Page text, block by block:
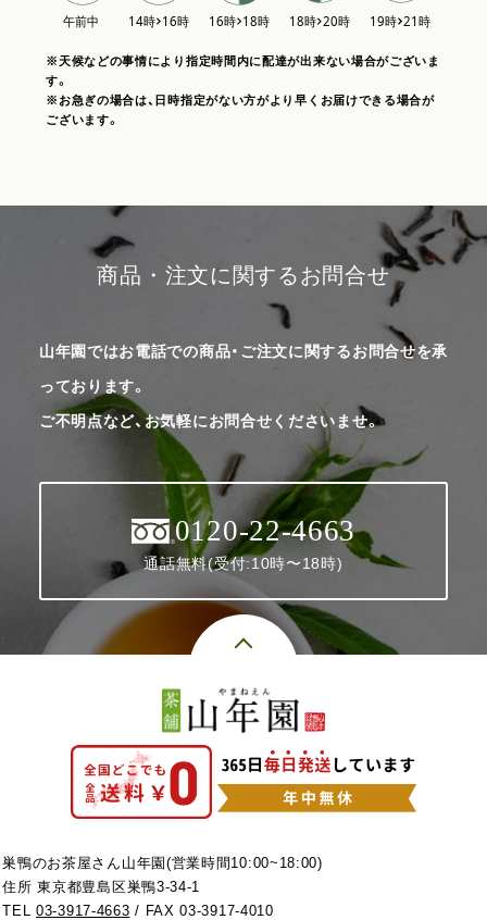
※天候などの事情により指定時間内に配達が出来ない場合がございま
す。
※お急ぎの場合は、日時指定がない方がより早くお届けできる場合が
ございます。
商品・注文に関するお問合せ
山年園ではお電話での商品・ご注文に関するお問合せを承
っております。
ご不明点など、お気軽にお問合せくださいませ。
0120-22-4663
通話無料(受付:10時〜18時)
巣鴨のお茶屋さん山年園(営業時間10:00~18:00)
住所 東京都豊島区巣鴨3-34-1
TEL03-3917-4663 / FAX 03-3917-4010